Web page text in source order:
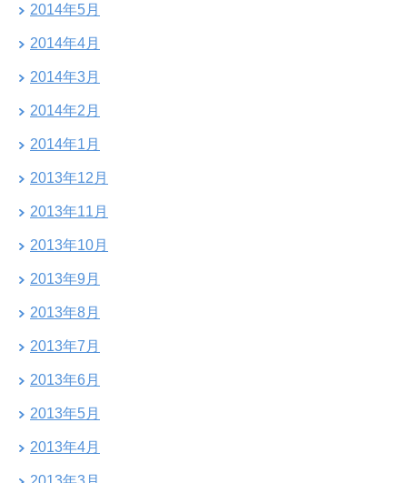
2014年5月
2014年4月
2014年3月
2014年2月
2014年1月
2013年12月
2013年11月
2013年10月
2013年9月
2013年8月
2013年7月
2013年6月
2013年5月
2013年4月